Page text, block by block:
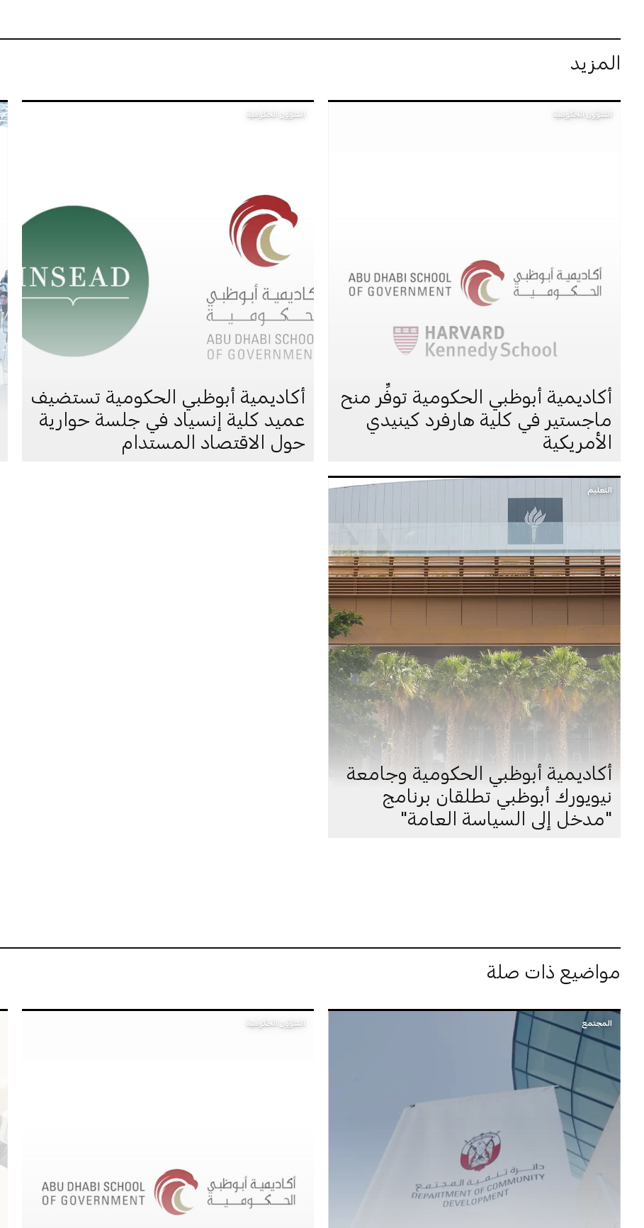
المزيد
الشؤون الحكومية
أكاديمية أبوظبي الحكومية توفِّر منح
ماجستير في كلية هارفرد كينيدي
الأمريكية
الشؤون الحكومية
أكاديمية أبوظبي الحكومية تستضيف
عميد كلية إنسياد في جلسة حوارية
حول الاقتصاد المستدام
التعليم
أكاديمية أبوظبي الحكومية وجامعة
نيويورك أبوظبي تطلقان برنامج
"مدخل إلى السياسة العامة"
مواضيع ذات صلة
المجتمع الشؤون الحكومية